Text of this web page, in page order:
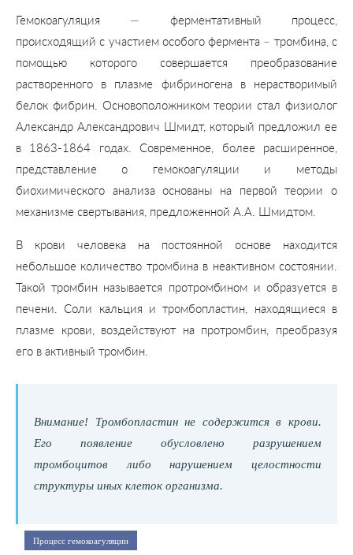
Гемокоагуляция — ферментативный процесс,
происходящий с участием особого фермента – тромбина, с
помощью которого совершается преобразование
растворенного в плазме фибриногена в нерастворимый
белок фибрин. Основоположником теории стал физиолог
Александр Александрович Шмидт, который предложил ее
в 1863-1864 годах. Современное, более расширенное,
представление о гемокоагуляции и методы
биохимического анализа основаны на первой теории о
механизме свертывания, предложенной А.А. Шмидтом.
В крови человека на постоянной основе находится
небольшое количество тромбина в неактивном состоянии.
Такой тромбин называется протромбином и образуется в
печени. Соли кальция и тромбопластин, находящиеся в
плазме крови, воздействуют на протромбин, преобразуя
его в активный тромбин.
Внимание! Тромбопластин не содержится в крови.
Его появление обусловлено разрушением
тромбоцитов либо нарушением целостности
структуры иных клеток организма.
Процесс гемокоагуляции